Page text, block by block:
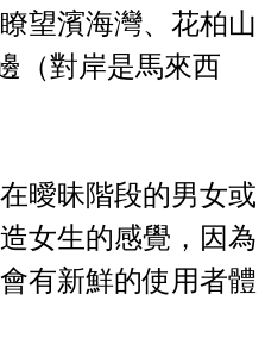
望濱海灣、花柏山
（對岸是馬來西
曖昧階段的男女或
女生的感覺，因為
有新鮮的使用者體